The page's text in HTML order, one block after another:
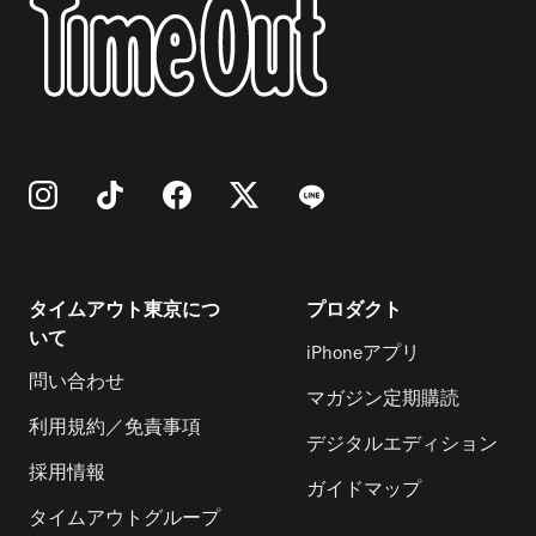
タイムアウト東京につ
いて
問い合わせ
利用規約／免責事項
採用情報
タイムアウトグループ
プロダクト
iPhoneアプリ
マガジン定期購読
デジタルエディション
ガイドマップ